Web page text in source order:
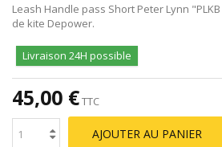
Leash Handle pass Short Peter Lynn
de kite Depower.
Livraison 24H possible
45,00 €TTC
AJOUTER AU PANIER